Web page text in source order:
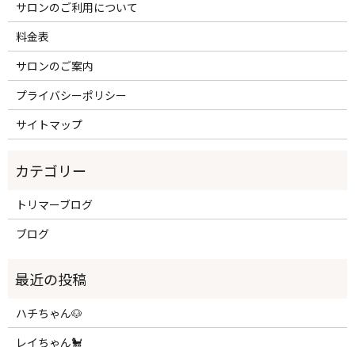
サロンのご利用について
料金表
サロンのご案内
プライバシーポリシー
サイトマップ
トリマーブログ
ブログ
ハチちゃん🐶
レイちゃん🐩